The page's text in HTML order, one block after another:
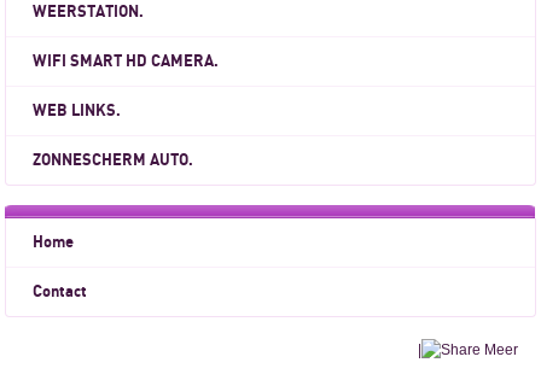
WEERSTATION.
WIFI SMART HD CAMERA.
WEB LINKS.
ZONNESCHERM AUTO.
Home
Contact
| Meer